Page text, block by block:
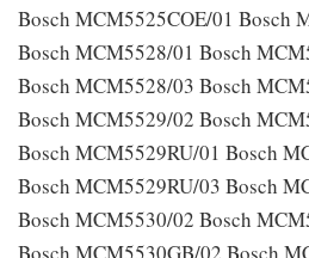
Bosch MCM5525COE/01 Bosch
Bosch MCM5528/01 Bosch
Bosch MCM5528/03 Bosch
Bosch MCM5529/02 Bosch
Bosch MCM5529RU/01 Bosch
Bosch MCM5529RU/03 Bosch
Bosch MCM5530/02 Bosch